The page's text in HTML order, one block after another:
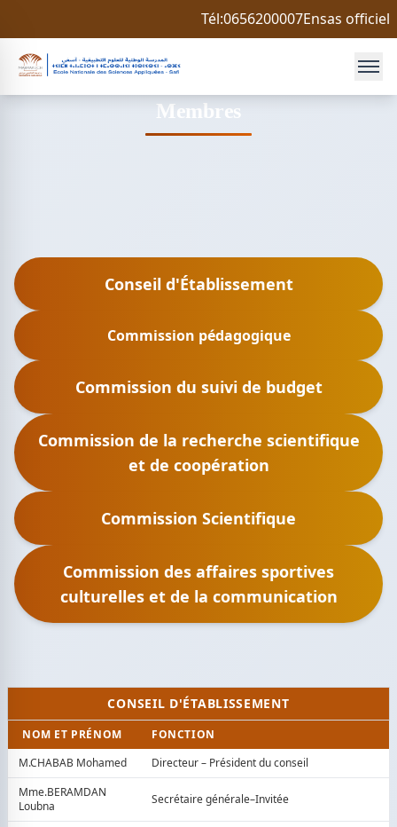
Tél:0656200007Ensas officiel
Membres
Conseil d'Établissement
Commission pédagogique
Commission du suivi de budget
Commission de la recherche scientifique
et de coopération
Commission Scientifique
Commission des affaires sportives
culturelles et de la communication
CONSEIL D'ÉTABLISSEMENT
NOM ET PRÉNOM
FONCTION
M.CHABAB Mohamed
Directeur – Président du conseil
Mme.BERAMDAN
Loubna
Secrétaire générale–Invitée